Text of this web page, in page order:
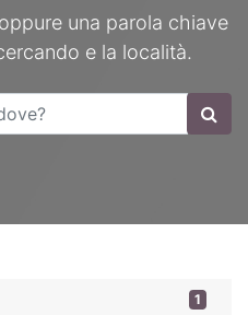
una parola chiave
e la località.
1